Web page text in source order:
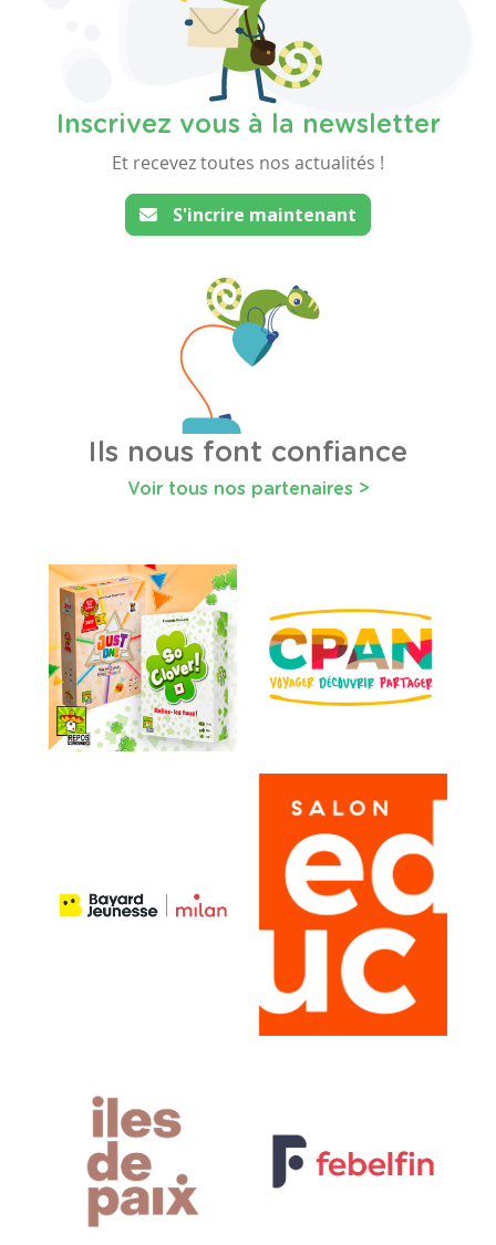
Inscrivez vous à la newsletter
Et recevez toutes nos actualités !
S'incrire maintenant
Ils nous font confiance
Voir tous nos partenaires >